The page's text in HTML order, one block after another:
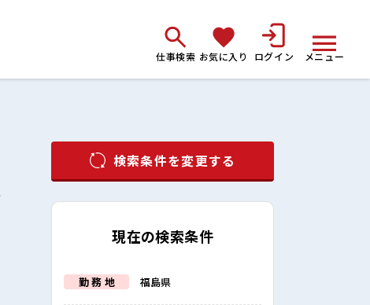
仕事検索 お気に入り ログイン メニュー
検索条件を変更する
現在の検索条件
勤 務 地 福島県